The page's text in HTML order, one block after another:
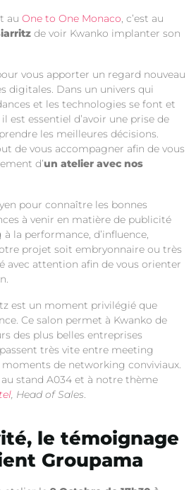
au One to One Monaco, c’est au
de voir Kwanko implanter son
vous apporter un regard nouveau
digitales. Dans un univers qui
et les technologies se font et
est essentiel d’avoir une prise de
les meilleures décisions.
de vous accompagner afin de vous
d’un atelier avec nos
pour connaître les bonnes
à venir en matière de publicité
la performance, d’influence,
projet soit embryonnaire ou très
avec attention afin de vous orienter
est un moment privilégié que
Ce salon permet à Kwanko de
des plus belles entreprises
très vite entre meeting
de networking conviviaux.
stand A034 et à notre thème
, Head of Sales.
le témoignage
Groupama